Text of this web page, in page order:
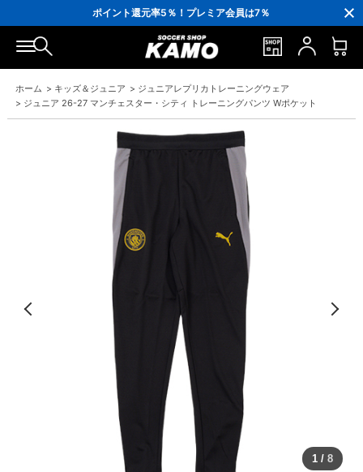
ポイント還元率5％！プレミア会員は7％
会員の方にはお誕生月に「10％OFFクーポン」プレゼント！
16,000円(税込)以上でシューズケースプレゼント！
3,300円(税込)以上で送料無料！
ホーム > キッズ＆ジュニア > ジュニアレプリカトレーニングウェア
> ジュニア 26-27 マンチェスター・シティ トレーニングパンツ Wポケット
1 / 8